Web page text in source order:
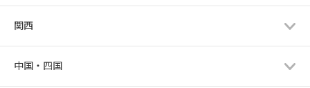
関西
中国・四国